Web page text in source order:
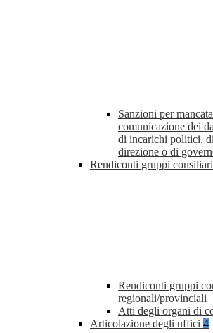
Sanzioni per
comunicazione dei
di incarichi politici,
direzione o di
Rendiconti gruppi
Rendiconti gruppi
regionali/provinciali
Atti degli organi di
Articolazione degli uffici 4